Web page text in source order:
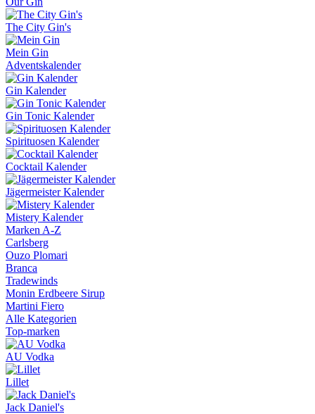
The City Gin's
Mein Gin
Adventskalender
Gin Kalender
Gin Tonic Kalender
Spirituosen Kalender
Cocktail Kalender
Jägermeister Kalender
Mistery Kalender
Marken A-Z
Carlsberg
Ouzo Plomari
Branca
Tradewinds
Monin Erdbeere Sirup
Martini Fiero
Alle Kategorien
Top-marken
AU Vodka
Lillet
Jack Daniel's